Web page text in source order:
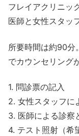
フレイアクリニッ
医師と女性スタッ
所要時間は約90分
でカウンセリング
1. 問診票の記入
2. 女性スタッフに
3. 医師による診察
4. テスト照射（希